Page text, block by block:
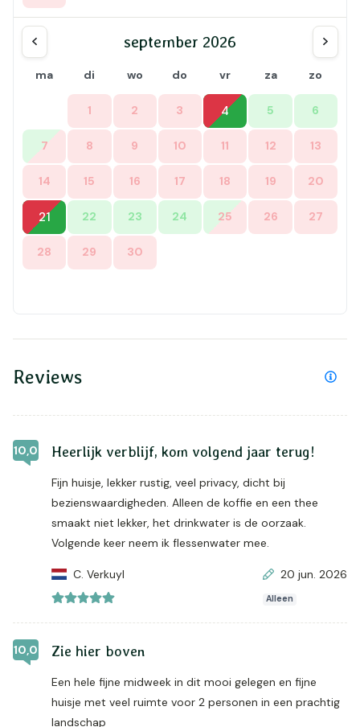
september 2026
ma di wo do vr za zo
1 2 3 4 5 6
7 8 9 10 11 12 13
14 15 16 17 18 19 20
21 22 23 24 25 26 27
28 29 30
Reviews
10,0 Heerlijk verblijf, kom volgend jaar terug!
Fijn huisje, lekker rustig, veel privacy, dicht bij
bezienswaardigheden. Alleen de koffie en een thee
smaakt niet lekker, het drinkwater is de oorzaak.
Volgende keer neem ik flessenwater mee.
C. Verkuyl 20 jun. 2026
Alleen
10,0 Zie hier boven
Een hele fijne midweek in dit mooi gelegen en fijne
huisje met veel ruimte voor 2 personen in een prachtig
landschap